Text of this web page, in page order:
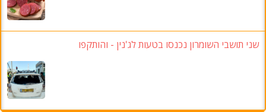
שני תושבי השומרון נכנסו בטעות לג'נין - והותקפו